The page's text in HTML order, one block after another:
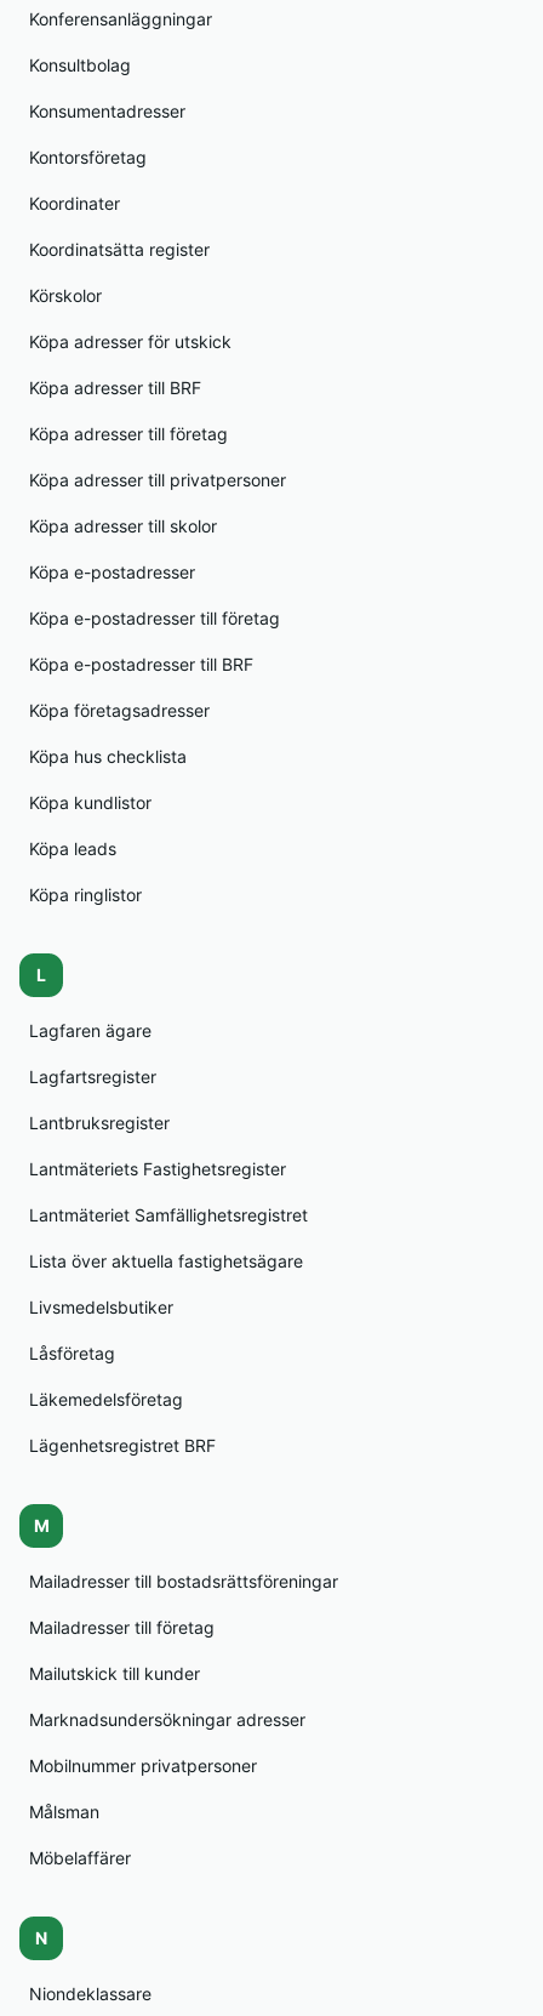
Konferensanläggningar
Konsultbolag
Konsumentadresser
Kontorsföretag
Koordinater
Koordinatsätta register
Körskolor
Köpa adresser för utskick
Köpa adresser till BRF
Köpa adresser till företag
Köpa adresser till privatpersoner
Köpa adresser till skolor
Köpa e-postadresser
Köpa e-postadresser till företag
Köpa e-postadresser till BRF
Köpa företagsadresser
Köpa hus checklista
Köpa kundlistor
Köpa leads
Köpa ringlistor
L
Lagfaren ägare
Lagfartsregister
Lantbruksregister
Lantmäteriets Fastighetsregister
Lantmäteriet Samfällighetsregistret
Lista över aktuella fastighetsägare
Livsmedelsbutiker
Låsföretag
Läkemedelsföretag
Lägenhetsregistret BRF
M
Mailadresser till bostadsrättsföreningar
Mailadresser till företag
Mailutskick till kunder
Marknadsundersökningar adresser
Mobilnummer privatpersoner
Målsman
Möbelaffärer
N
Niondeklassare